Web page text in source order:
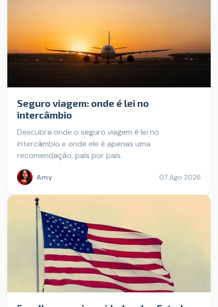
Seguro viagem: onde é lei no
intercâmbio
Descubra onde o seguro viagem é lei no
intercâmbio e onde ele é apenas uma
recomendação, país por país.
Amy 07 Ago 2026